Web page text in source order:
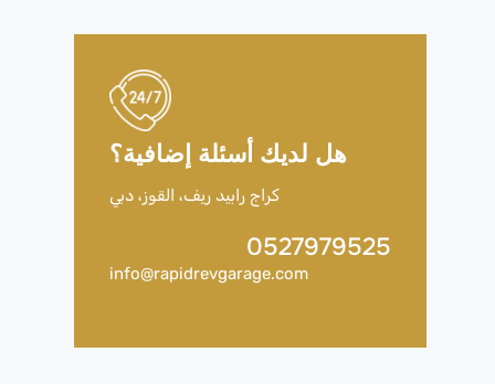
هل لديك أسئلة إضافية؟
كراج رابيد ريف، القوز، دبي
0527979525
info@rapidrevgarage.com